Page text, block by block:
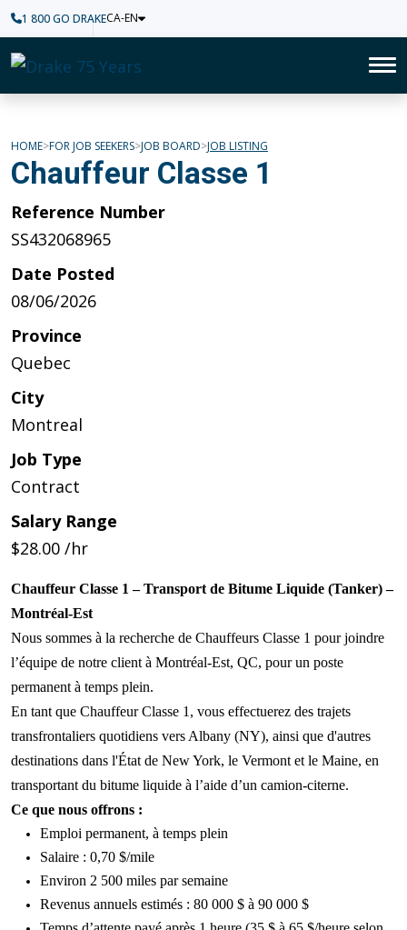
1 800 GO DRAKECA-EN
Home
HOME FOR JOB SEEKERS JOB BOARD JOB LISTING
Chauffeur Classe 1
Reference Number
SS432068965
Date Posted
08/06/2026
Province
Quebec
City
Montreal
Job Type
Contract
Salary Range
$28.00 /hr
Chauffeur Classe 1 – Transport de Bitume Liquide (Tanker) –
Montréal-Est
Nous sommes à la recherche de Chauffeurs Classe 1 pour joindre
l’équipe de notre client à Montréal-Est, QC, pour un poste
permanent à temps plein.
En tant que Chauffeur Classe 1, vous effectuerez des trajets
transfrontaliers quotidiens vers Albany (NY), ainsi que d'autres
destinations dans l'État de New York, le Vermont et le Maine, en
transportant du bitume liquide à l’aide d’un camion-citerne.
Ce que nous offrons :
Emploi permanent, à temps plein
Salaire : 0,70 $/mile
Environ 2 500 miles par semaine
Revenus annuels estimés : 80 000 $ à 90 000 $